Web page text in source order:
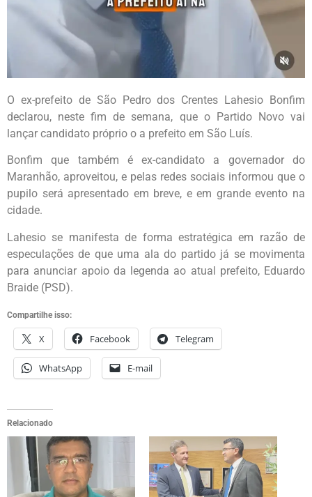
O ex-prefeito de São Pedro dos Crentes Lahesio Bonfim
declarou, neste fim de semana, que o Partido Novo vai
lançar candidato próprio o a prefeito em São Luís.
Bonfim que também é ex-candidato a governador do
Maranhão, aproveitou, e pelas redes sociais informou que o
pupilo será apresentado em breve, e em grande evento na
cidade.
Lahesio se manifesta de forma estratégica em razão de
especulações de que uma ala do partido já se movimenta
para anunciar apoio da legenda ao atual prefeito, Eduardo
Braide (PSD).
Compartilhe isso:
X Facebook Telegram
WhatsApp E-mail
Relacionado